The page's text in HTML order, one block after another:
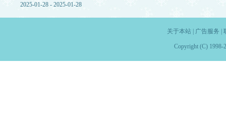
2025-01-28 - 2025-01-28
关于本站| 广告服务
Copyright (C) 1998-